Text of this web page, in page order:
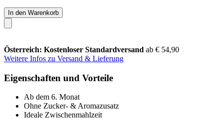
In den Warenkorb
Österreich: Kostenloser Standardversand ab € 54,90
Weitere Infos zu Versand & Lieferung
Eigenschaften und Vorteile
Ab dem 6. Monat
Ohne Zucker- & Aromazusatz
Ideale Zwischenmahlzeit